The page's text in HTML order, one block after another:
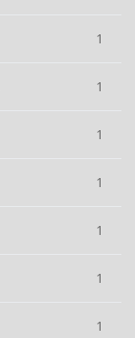
1
1
1
1
1
1
1